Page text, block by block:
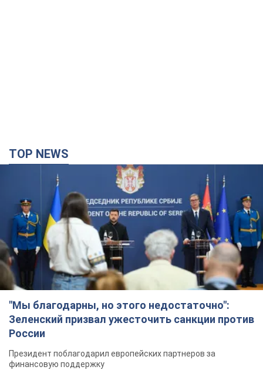
TOP NEWS
"Мы благодарны, но этого недостаточно":
Зеленский призвал ужесточить санкции против
России
Президент поблагодарил европейских партнеров за
финансовую поддержку